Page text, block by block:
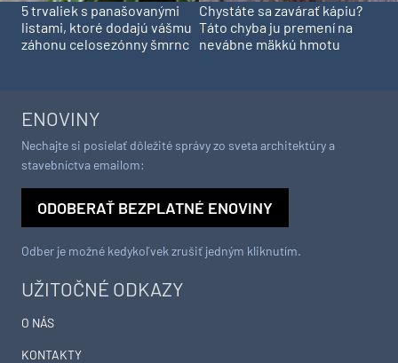
5 trvaliek s panašovanými
listami, ktoré dodajú vášmu
záhonu celosezónny šmrnc
Chystáte sa zavárať kápiu?
Táto chyba ju premení na
nevábne mäkkú hmotu
UŽITOČNÉ ODKAZY
O NÁS
KONTAKTY
ENOVINY
Nechajte si posielať dôležité správy zo sveta architektúry a
stavebníctva emailom:
ODOBERAŤ BEZPLATNÉ ENOVINY
Odber je možné kedykoľvek zrušiť jedným kliknutím.